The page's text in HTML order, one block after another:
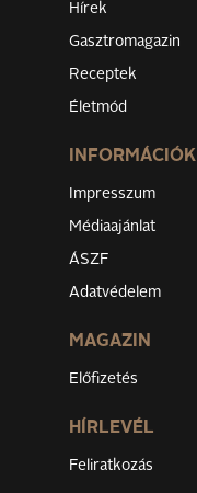
Hírek
Gasztromagazin
Receptek
Életmód
INFORMÁCIÓK
Impresszum
Médiaajánlat
ÁSZF
Adatvédelem
MAGAZIN
Előfizetés
HÍRLEVÉL
Feliratkozás